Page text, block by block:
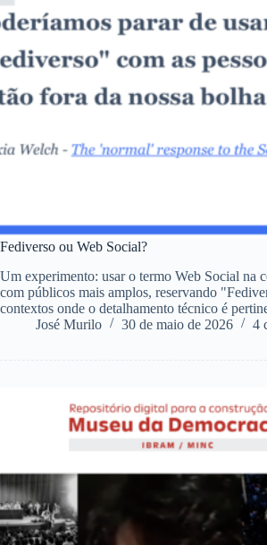
Fediverso ou Web Social?
Um experimento: usar o termo Web Social na
com públicos mais amplos, reservando
contextos onde o detalhamento técnico é
José Murilo
30 de maio de 2026 4